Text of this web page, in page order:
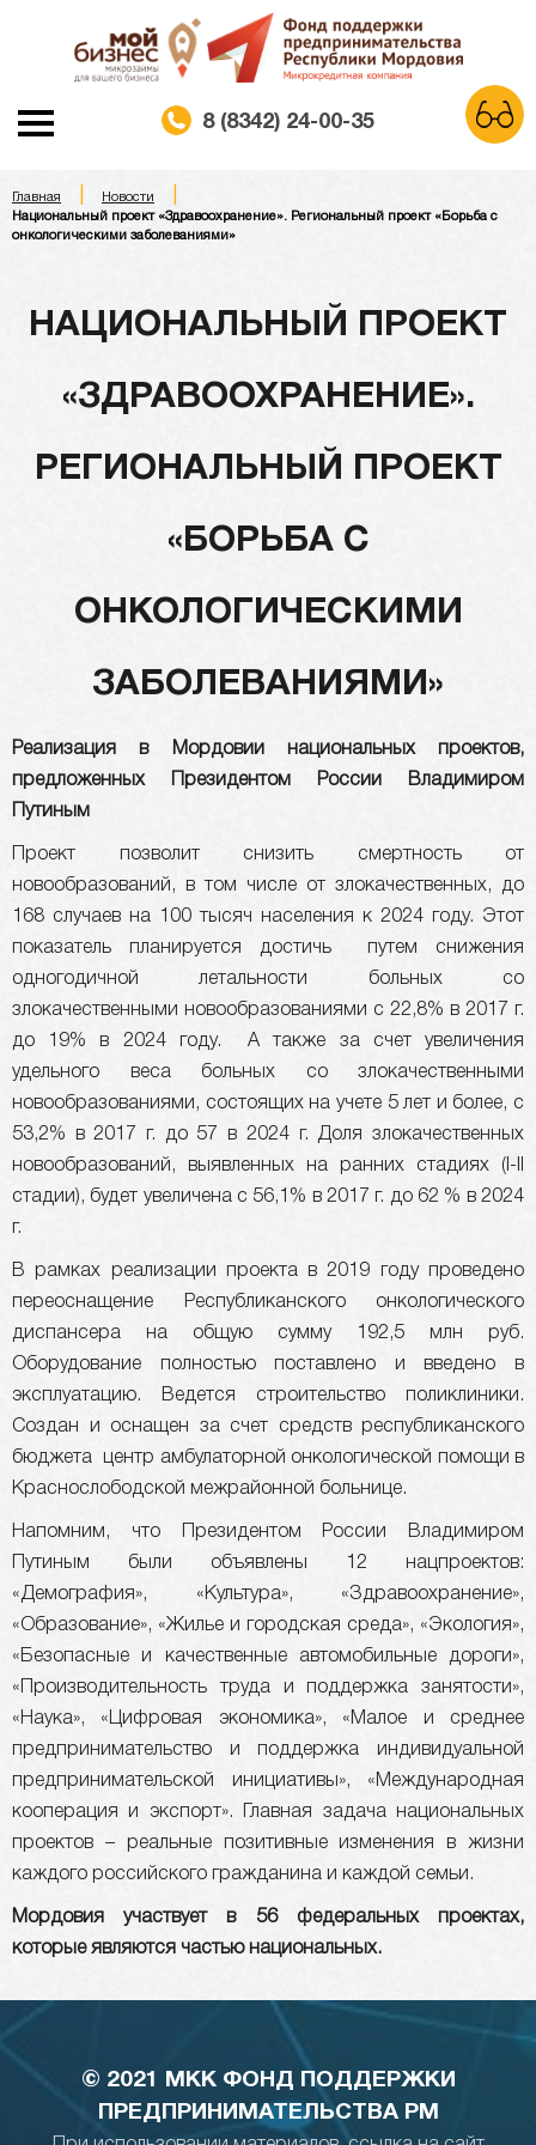
8 (8342) 24-00-35
Шрифт: A A A
Обычный сайт
Главная Новости
Национальный проект «Здравоохранение». Региональный проект «Борьба с
онкологическими заболеваниями»
НАЦИОНАЛЬНЫЙ ПРОЕКТ
«ЗДРАВООХРАНЕНИЕ».
РЕГИОНАЛЬНЫЙ ПРОЕКТ
«БОРЬБА С
ОНКОЛОГИЧЕСКИМИ
ЗАБОЛЕВАНИЯМИ»
Реализация в Мордовии национальных проектов,
предложенных Президентом России Владимиром
Путиным
Проект позволит снизить смертность от
новообразований, в том числе от злокачественных, до
168 случаев на 100 тысяч населения к 2024 году. Этот
показатель планируется достичь путем снижения
одногодичной летальности больных со
злокачественными новообразованиями с 22,8% в 2017 г.
до 19% в 2024 году. А также за счет увеличения
удельного веса больных со злокачественными
новообразованиями, состоящих на учете 5 лет и более, с
53,2% в 2017 г. до 57 в 2024 г. Доля злокачественных
новообразований, выявленных на ранних стадиях (I-II
стадии), будет увеличена с 56,1% в 2017 г. до 62 % в 2024
г.
В рамках реализации проекта в 2019 году проведено
переоснащение Республиканского онкологического
диспансера на общую сумму 192,5 млн руб.
Оборудование полностью поставлено и введено в
эксплуатацию. Ведется строительство поликлиники.
Создан и оснащен за счет средств республиканского
бюджета центр амбулаторной онкологической помощи в
Краснослободской межрайонной больнице.
Напомним, что Президентом России Владимиром
Путиным были объявлены 12 нацпроектов:
«Демография», «Культура», «Здравоохранение»,
«Образование», «Жилье и городская среда», «Экология»,
«Безопасные и качественные автомобильные дороги»,
«Производительность труда и поддержка занятости»,
«Наука», «Цифровая экономика», «Малое и среднее
предпринимательство и поддержка индивидуальной
предпринимательской инициативы», «Международная
кооперация и экспорт». Главная задача национальных
проектов – реальные позитивные изменения в жизни
каждого российского гражданина и каждой семьи.
Мордовия участвует в 56 федеральных проектах,
которые являются частью национальных.
© 2021 МКК ФОНД ПОДДЕРЖКИ
ПРЕДПРИНИМАТЕЛЬСТВА РМ